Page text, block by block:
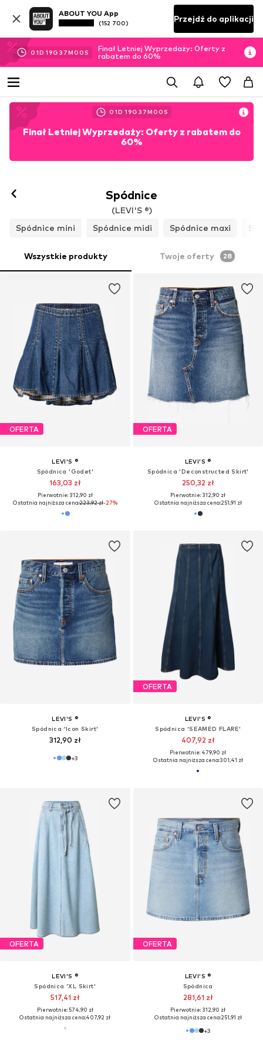
ABOUT YOU App
(152 700) Przejdź do aplikacji
01D 19G 36M 58S
Finał Letniej Wyprzedaży: Oferty z
rabatem do 60%
01D 19G 36M 58S
Finał Letniej Wyprzedaży: Oferty z rabatem do
60%
Spódnice
(LEVI'S ®)
Spódnice mini
Spódnice midi Spódnice maxi
Wszystkie produkty Twoje oferty 28
OFERTA
LEVI'S ®
Spódnica 'Godet'
163,03 zł
Pierwotnie: 312,90 zł
Ostatnia najniższa cena:223,92 zł-27%
OFERTA
LEVI'S ®
Spódnica 'Deconstructed Skirt'
250,32 zł
Pierwotnie: 312,90 zł
Ostatnia najniższa cena:251,91 zł
LEVI'S ®
Spódnica 'Icon Skirt'
312,90 zł
+3
OFERTA
LEVI'S ®
Spódnica 'SEAMED FLARE'
407,92 zł
Pierwotnie: 479,90 zł
Ostatnia najniższa cena:301,41 zł
OFERTA
LEVI'S ®
Spódnica 'XL Skirt'
517,41 zł
Pierwotnie: 574,90 zł
Ostatnia najniższa cena:407,92 zł
OFERTA
LEVI'S ®
Spódnica
281,61 zł
Pierwotnie: 312,90 zł
Ostatnia najniższa cena:251,91 zł
+3